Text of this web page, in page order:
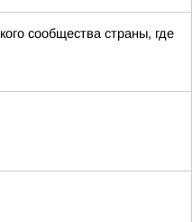
сообщества страны, где